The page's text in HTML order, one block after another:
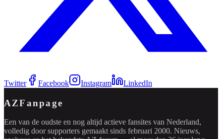
Twitter Facebook Instagram LinkedIn
AZFanpage
Een van de oudste en nog altijd actieve fansites van Nederland,
volledig door supporters gemaakt sinds februari 2000. Nieuws,